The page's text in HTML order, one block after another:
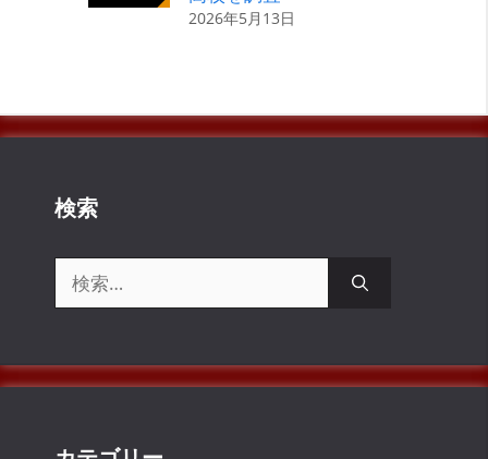
2026年5月13日
検索
索: